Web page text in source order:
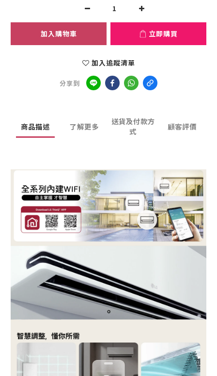
加入購物車 立即購買
加入追蹤清單
分享到
商品描述 了解更多
送貨及付款方
式
顧客評價